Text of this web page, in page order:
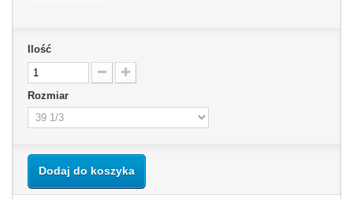
Ilość
Rozmiar
Dodaj do koszyka